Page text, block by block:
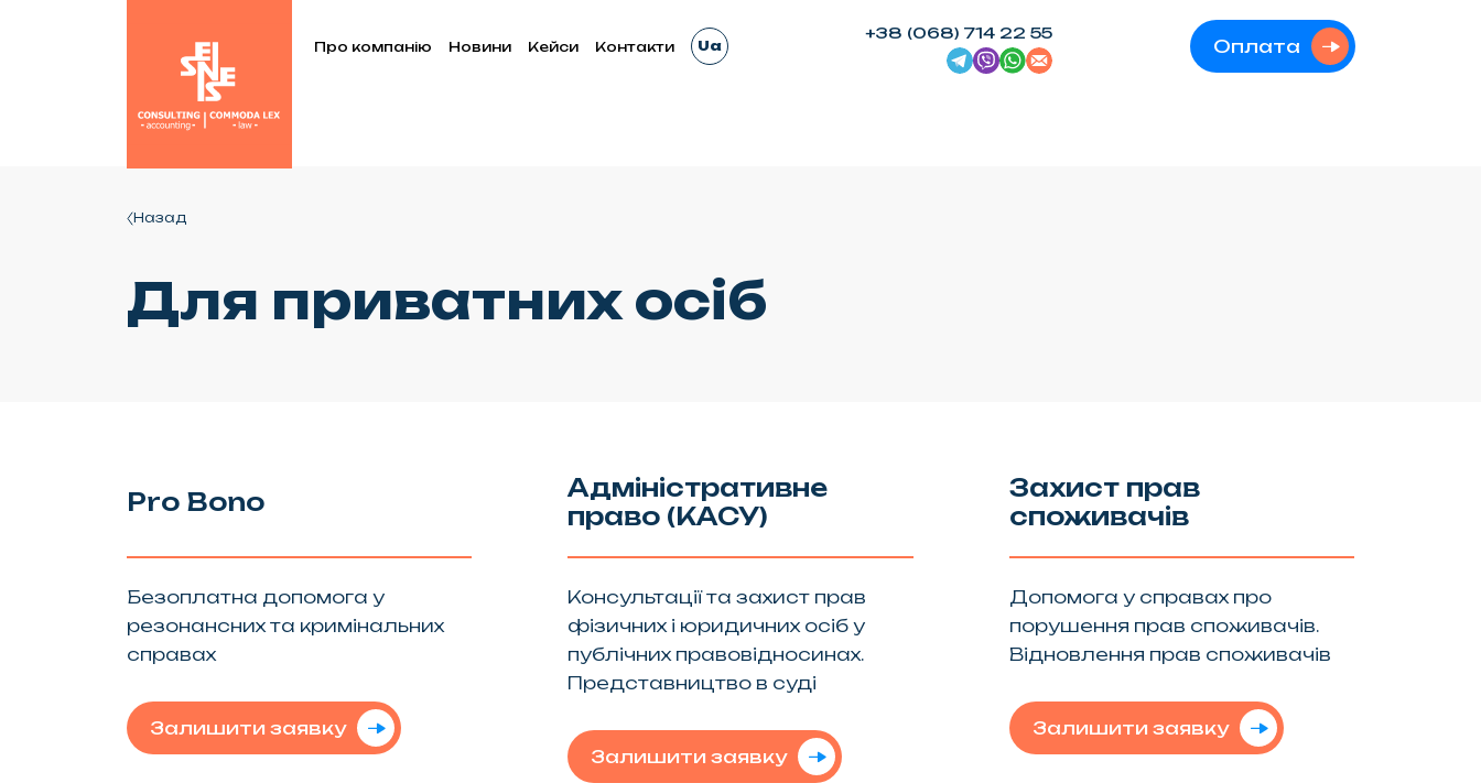
Про компанію Новини Кейси Контакти Ua
+38 (068) 714 22 55
Оплата
Назад
Для приватних осіб
Pro Bono
Безоплатна допомога у
резонансних та кримінальних
справах
Залишити заявку
Адміністративне
право (КАСУ)
Консультації та захист прав
фізичних і юридичних осіб у
публічних правовідносинах.
Представництво в суді
Залишити заявку
Захист прав
споживачів
Допомога у справах про
порушення прав споживачів.
Відновлення прав споживачів
Залишити заявку